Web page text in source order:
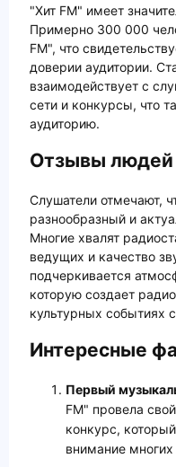
"Хит FM" имеет
Примерно 300 000
FM", что
доверии аудитории.
взаимодействует с
сети и конкурсы, что
аудиторию.
Отзывы людей
Слушатели отмечают,
разнообразный и
Многие хвалят
ведущих и качество
подчеркивается
которую создает
культурных событиях
Интересные
Первый
FM" провела
конкурс,
внимание